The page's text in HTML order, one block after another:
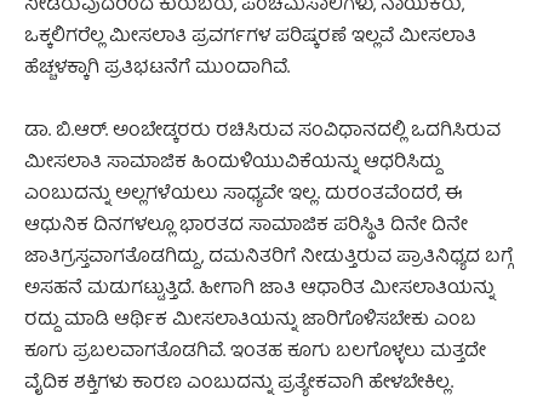
ಒಕ್ಕಲಿಗರೆಲ್ಲ ಮೀಸಲಾತಿ ಪ್ರವರ್ಗಗಳ ಪರಿಷ್ಕರಣೆ ಇಲ್ಲವೆ ಮೀಸಲಾತಿ
ಹೆಚ್ಚಳಕ್ಕಾಗಿ ಪ್ರತಿಭಟನೆಗೆ ಮುಂದಾಗಿವೆ.
ಡಾ. ಬಿ.ಆರ್. ಅಂಬೇಡ್ಕರರು ರಚಿಸಿರುವ ಸಂವಿಧಾನದಲ್ಲಿ ಒದಗಿಸಿರುವ
ಮೀಸಲಾತಿ ಸಾಮಾಜಿಕ ಹಿಂದುಳಿಯುವಿಕೆಯನ್ನು ಆಧರಿಸಿದ್ದು
ಎಂಬುದನ್ನು ಅಲ್ಲಗಳೆಯಲು ಸಾಧ್ಯವೇ ಇಲ್ಲ. ದುರಂತವೆಂದರೆ, ಈ
ಆಧುನಿಕ ದಿನಗಳಲ್ಲೂ ಭಾರತದ ಸಾಮಾಜಿಕ ಪರಿಸ್ಥಿತಿ ದಿನೇ ದಿನೇ
ಜಾತಿಗ್ರಸ್ತವಾಗತೊಡಗಿದ್ದು, ದಮನಿತರಿಗೆ ನೀಡುತ್ತಿರುವ ಪ್ರಾತಿನಿಧ್ಯದ ಬಗ್ಗೆ
ಅಸಹನೆ ಮಡುಗಟ್ಟುತ್ತಿದೆ. ಹೀಗಾಗಿ ಜಾತಿ ಆಧಾರಿತ ಮೀಸಲಾತಿಯನ್ನು
ರದ್ದು ಮಾಡಿ ಆರ್ಥಿಕ ಮೀಸಲಾತಿಯನ್ನು ಜಾರಿಗೊಳಿಸಬೇಕು ಎಂಬ
ಕೂಗು ಪ್ರಬಲವಾಗತೊಡಗಿವೆ. ಇಂತಹ ಕೂಗು ಬಲಗೊಳ್ಳಲು ಮತ್ತದೇ
ವೈದಿಕ ಶಕ್ತಿಗಳು ಕಾರಣ ಎಂಬುದನ್ನು ಪ್ರತ್ಯೇಕವಾಗಿ ಹೇಳಬೇಕಿಲ್ಲ.